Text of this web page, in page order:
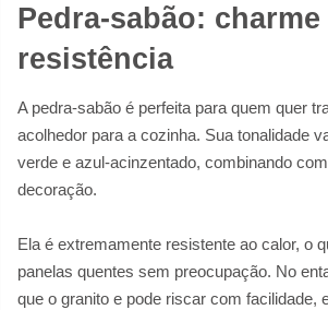
Pedra-sabão:
resistência
A pedra-sabão é perfeita para quem quer
acolhedor para a cozinha. Sua tonalidade
verde e azul-acinzentado, combinando
decoração.
Ela é extremamente resistente ao calor, o
panelas quentes sem preocupação. No
que o granito e pode riscar com facilidade,